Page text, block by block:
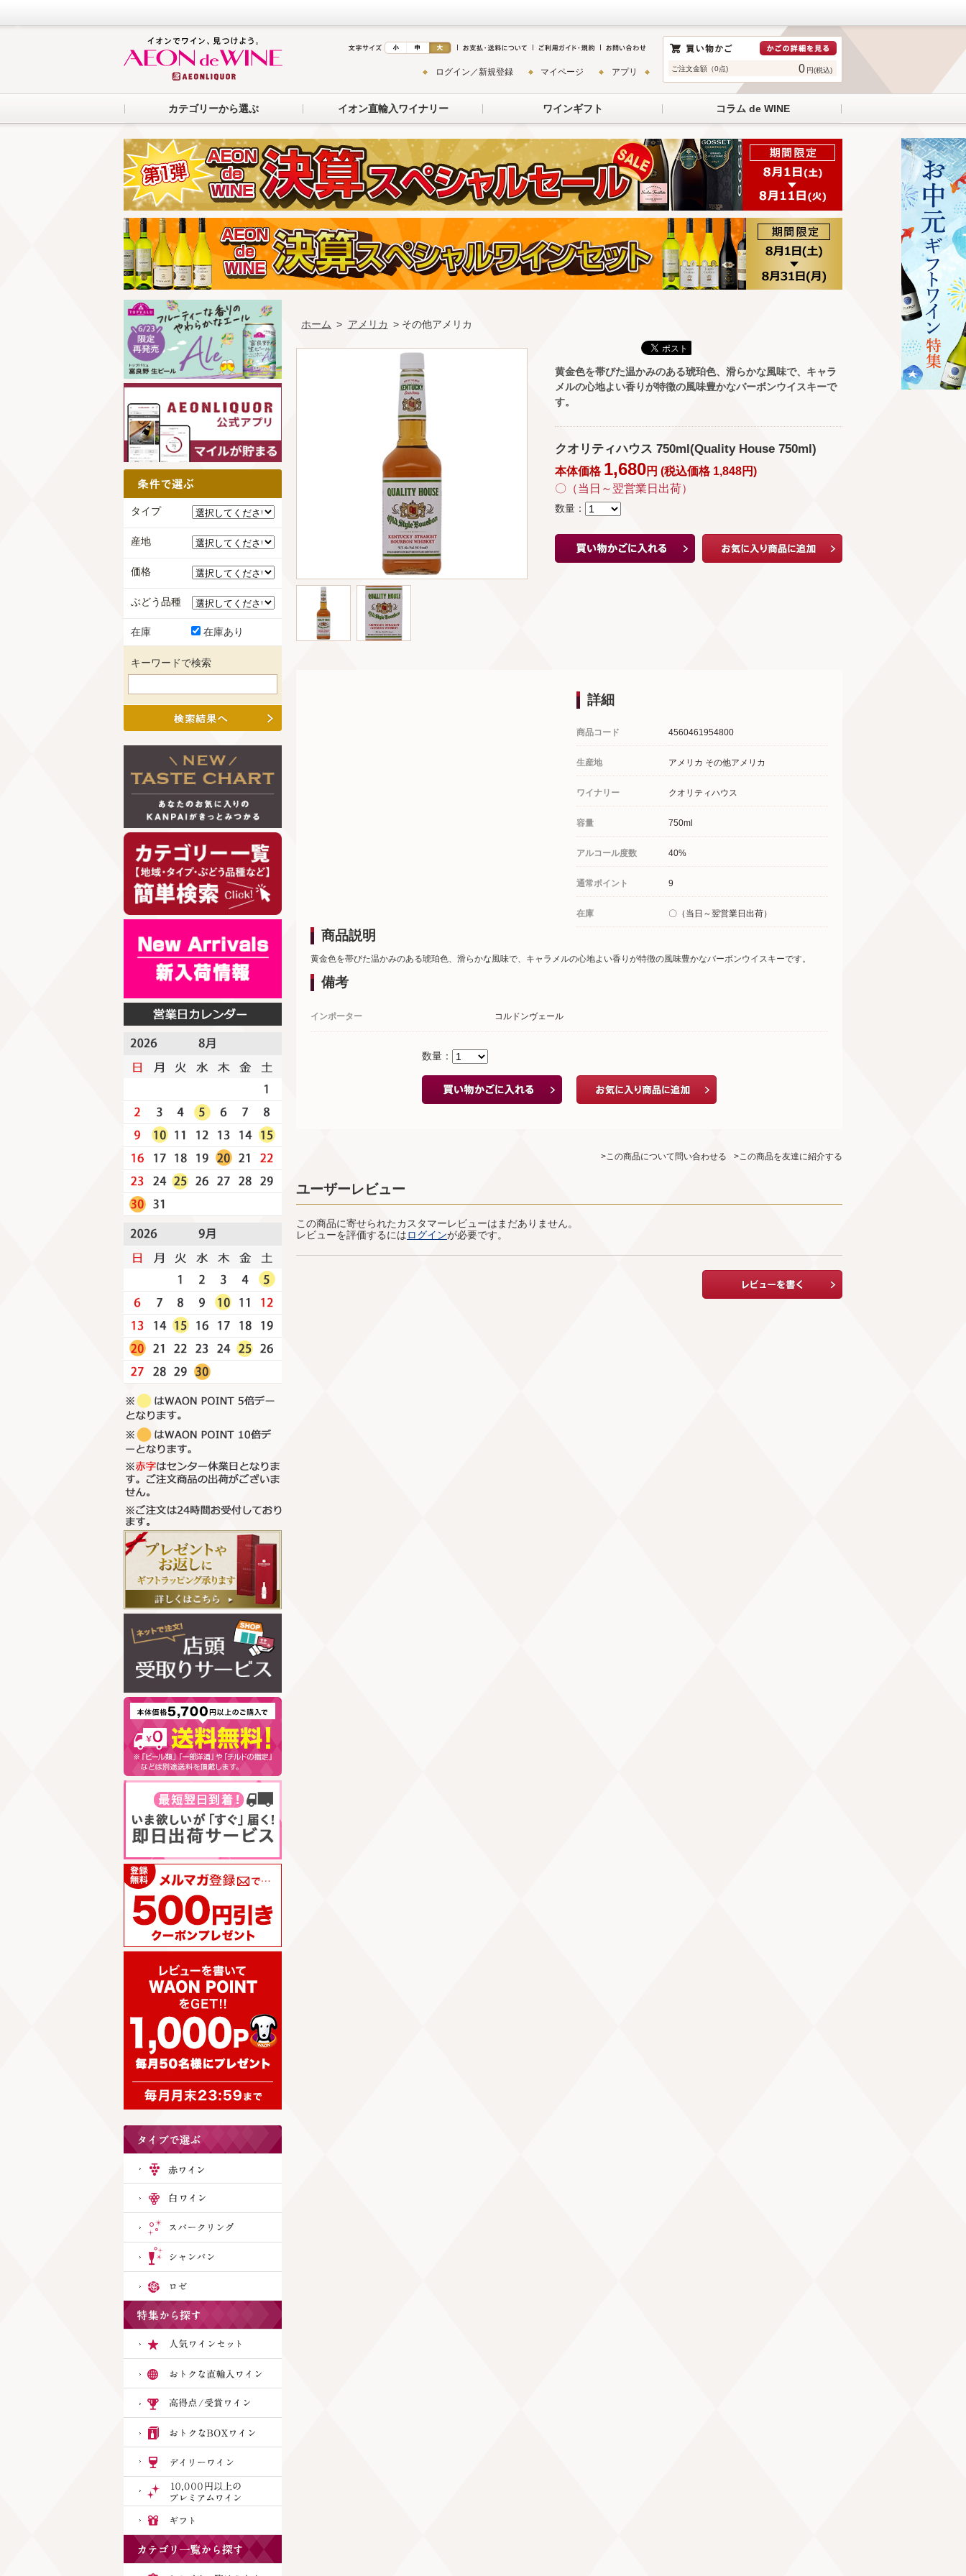
ご注文金額（0点) 0 円(税込)
ログイン／新規登録 マイページ アプリ
カテゴリーから選ぶ イオン直輸入ワイナリー ワインギフト コラム de WINE
ホーム > アメリカ > その他アメリカ
黄金色を帯びた温かみのある琥珀色、滑らかな風味で、キャラ
メルの心地よい香りが特徴の風味豊かなバーボンウイスキーで
す。
クオリティハウス 750ml(Quality House 750ml)
本体価格 1,680円 (税込価格 1,848円)
〇（当日～翌営業日出荷）
数量：
詳細
商品コード 4560461954800
生産地 アメリカ その他アメリカ
ワイナリー クオリティハウス
容量 750ml
アルコール度数 40%
通常ポイント 9
在庫 〇（当日～翌営業日出荷）
商品説明
黄金色を帯びた温かみのある琥珀色、滑らかな風味で、キャラメルの心地よい香りが特徴の風味豊かなバーボンウイスキーです。
備考
インポーター コルドンヴェール
数量：
>この商品について問い合わせる >この商品を友達に紹介する
ユーザーレビュー
この商品に寄せられたカスタマーレビューはまだありません。
レビューを評価するにはログインが必要です。
タイプ
産地
価格
ぶどう品種
在庫 在庫あり
キーワードで検索